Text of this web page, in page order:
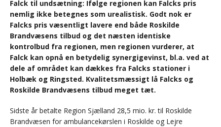
Falck til undsætning: Ifølge regionen kan Falcks pris
nemlig ikke betegnes som urealistisk. Godt nok er
Falcks pris væsentligt lavere end både Roskilde
Brandvæsens tilbud og det næsten identiske
kontrolbud fra regionen, men regionen vurderer, at
Falck kan opnå en betydelig synergigevinst, bl.a. ved at
dele af området kan dækkes fra Falcks stationer i
Holbæk og Ringsted. Kvalitetsmæssigt lå Falcks og
Roskilde Brandvæsens tilbud meget tæt.
Sidste år betalte Region Sjælland 28,5 mio. kr. til Roskilde
Brandvæsen for ambulancekørslen i Roskilde og Lejre